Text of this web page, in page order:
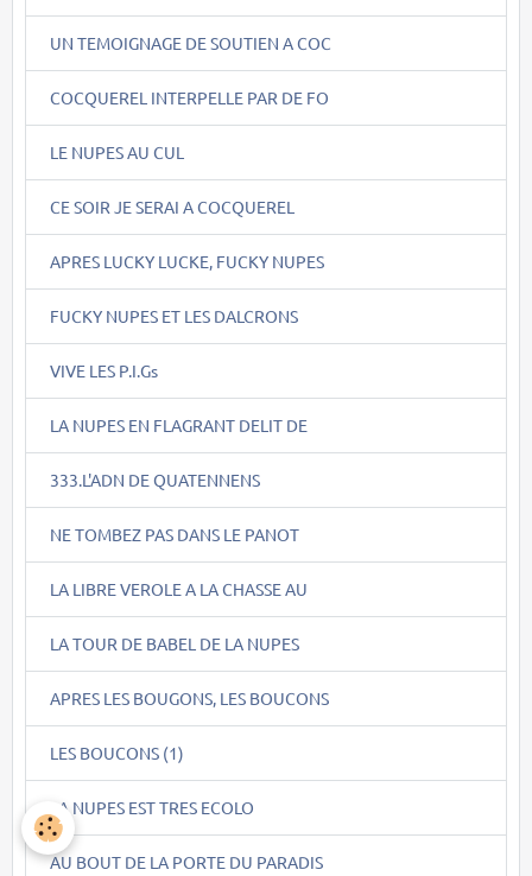
UN TEMOIGNAGE DE SOUTIEN A COC
COCQUEREL INTERPELLE PAR DE FO
LE NUPES AU CUL
CE SOIR JE SERAI A COCQUEREL
APRES LUCKY LUCKE, FUCKY NUPES
FUCKY NUPES ET LES DALCRONS
VIVE LES P.I.Gs
LA NUPES EN FLAGRANT DELIT DE
333.L'ADN DE QUATENNENS
NE TOMBEZ PAS DANS LE PANOT
LA LIBRE VEROLE A LA CHASSE AU
LA TOUR DE BABEL DE LA NUPES
APRES LES BOUGONS, LES BOUCONS
LES BOUCONS (1)
LA NUPES EST TRES ECOLO
AU BOUT DE LA PORTE DU PARADIS